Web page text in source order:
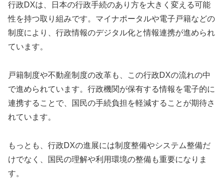
行政DXは、日本の行政手続のあり方を大きく変える可能
性を持つ取り組みです。マイナポータルや電子戸籍などの
制度により、行政情報のデジタル化と情報連携が進められ
ています。
戸籍制度や不動産制度の改革も、この行政DXの流れの中
で進められています。行政機関が保有する情報を電子的に
連携することで、国民の手続負担を軽減することが期待さ
れています。
もっとも、行政DXの進展には制度整備やシステム整備だ
けでなく、国民の理解や利用環境の整備も重要になりま
す。